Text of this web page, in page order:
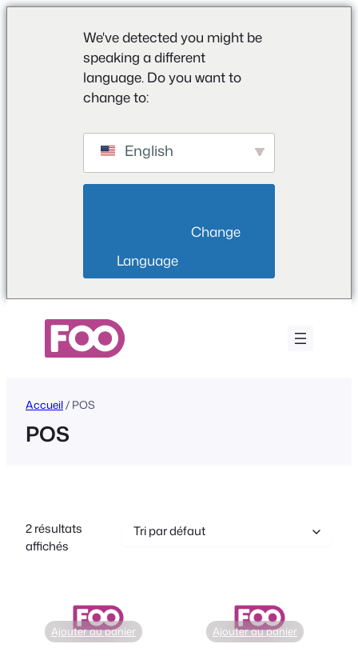
We've detected you might be
speaking a different
language. Do you want to
change to:
English
Language
Accueil/ POS
POS
2 résultats
affichés
Ajouter au panier Ajouter au panier